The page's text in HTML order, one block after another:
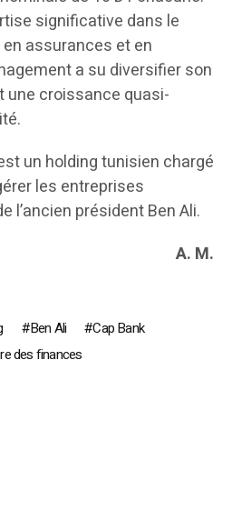
significative dans le
assurances et en
a su diversifier son
croissance quasi-
un holding tunisien chargé
les entreprises
l’ancien président Ben Ali.
A. M.
Ben Ali
Cap Bank
des finances